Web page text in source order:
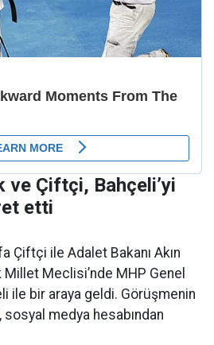
ve Çiftçi, Bahçeli’yi
etti
Çiftçi ile Adalet Bakanı Akın
Meclisi’nde MHP Genel
ile bir araya geldi. Görüşmenin
sosyal medya hesabından